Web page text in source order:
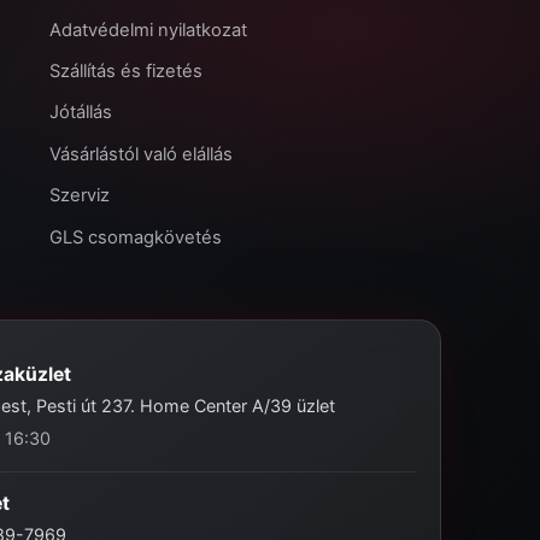
Adatvédelmi nyilatkozat
Szállítás és fizetés
Jótállás
Vásárlástól való elállás
Szerviz
GLS csomagkövetés
Pesti út 237. Home Center A/39 üzlet
7969